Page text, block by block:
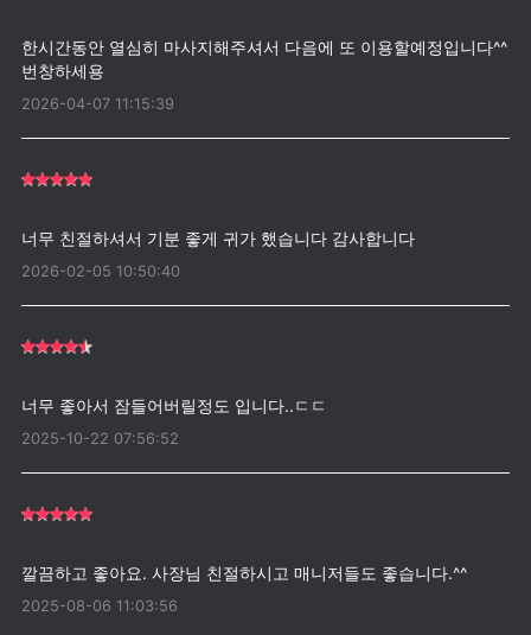
한시간동안 열심히 마사지해주셔서 다음에 또 이용할예정입니다^^
2026-04-07 11:15:39
2026-02-05 10:50:40
2025-10-22 07:56:52
2025-08-06 11:03:56